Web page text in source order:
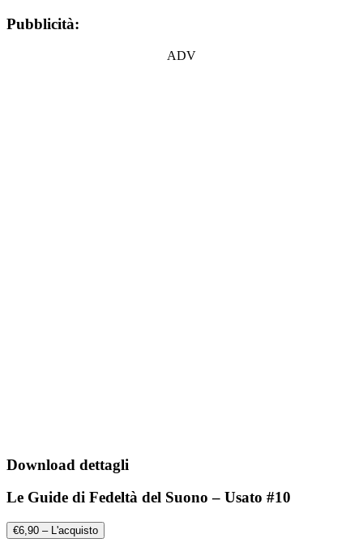
Pubblicità:
ADV
Download dettagli
Le Guide di Fedeltà del Suono – Usato #10
€6,90 – L'acquisto